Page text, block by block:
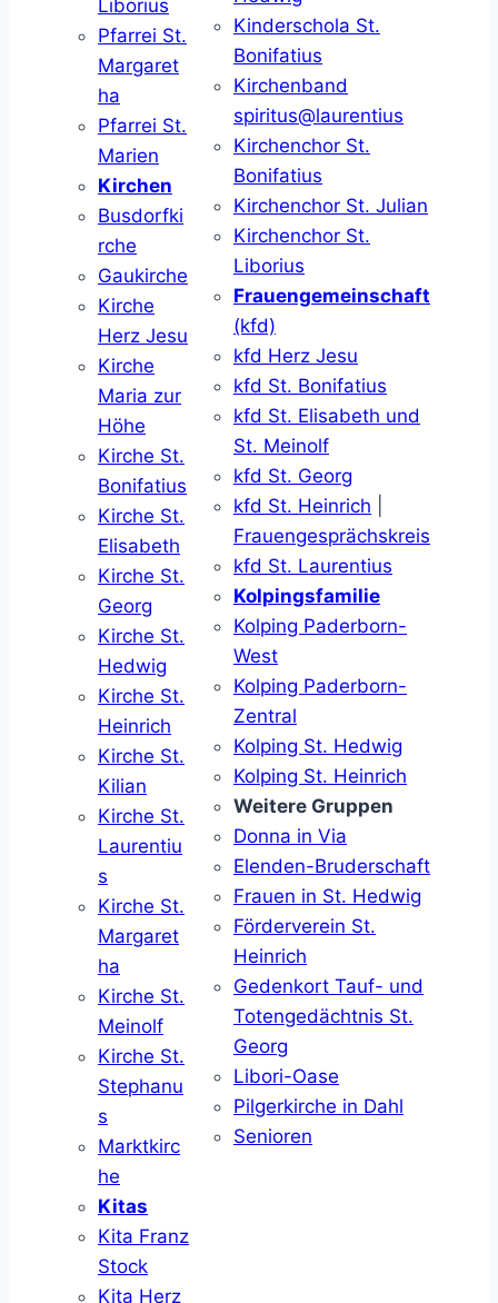
Liborius
Pfarrei St.
Margaret
ha
Pfarrei St.
Marien
Kirchen
Busdorfki
rche
Gaukirche
Kirche
Herz Jesu
Kirche
Maria zur
Höhe
Kirche St.
Bonifatius
Kirche St.
Elisabeth
Kirche St.
Georg
Kirche St.
Hedwig
Kirche St.
Heinrich
Kirche St.
Kilian
Kirche St.
Laurentiu
s
Kirche St.
Margaret
ha
Kirche St.
Meinolf
Kirche St.
Stephanu
s
Marktkirc
he
Kitas
Kita Franz
Stock
Kita Herz
Kinderschola St.
Bonifatius
Kirchenband
spiritus@laurentius
Kirchenchor St.
Bonifatius
Kirchenchor St. Julian
Kirchenchor St.
Liborius
Frauengemeinschaft
(kfd)
kfd Herz Jesu
kfd St. Bonifatius
kfd St. Elisabeth und
St. Meinolf
kfd St. Georg
kfd St. Heinrich
Frauengesprächskreis
kfd St. Laurentius
Kolpingsfamilie
Kolping Paderborn-
West
Kolping Paderborn-
Zentral
Kolping St. Hedwig
Kolping St. Heinrich
Weitere Gruppen
Donna in Via
Elenden-Bruderschaft
Frauen in St. Hedwig
Förderverein St.
Heinrich
Gedenkort Tauf- und
Totengedächtnis St.
Georg
Libori-Oase
Pilgerkirche in Dahl
Senioren